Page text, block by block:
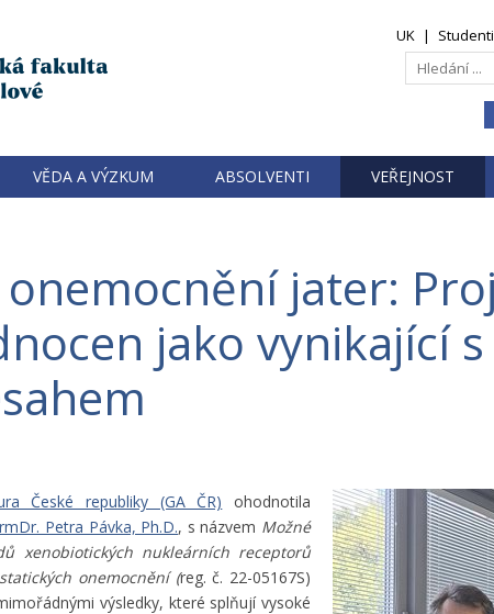
UK | Studenti
VĚDA A VÝZKUM ABSOLVENTI VEŘEJNOST
jater:
jako vynikající s
České republiky (GA ČR) ohodnotila
Petra Pávka, Ph.D., s názvem Možné
xenobiotických nukleárních receptorů
onemocnění (reg. č. 22-05167S)
výsledky, které splňují vysoké